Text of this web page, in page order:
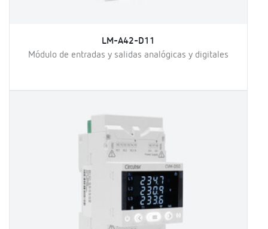
LM-A42-D11
Módulo de entradas y salidas analógicas y digitales